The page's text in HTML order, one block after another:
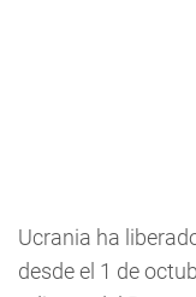
Ucrania ha
desde el 1 de